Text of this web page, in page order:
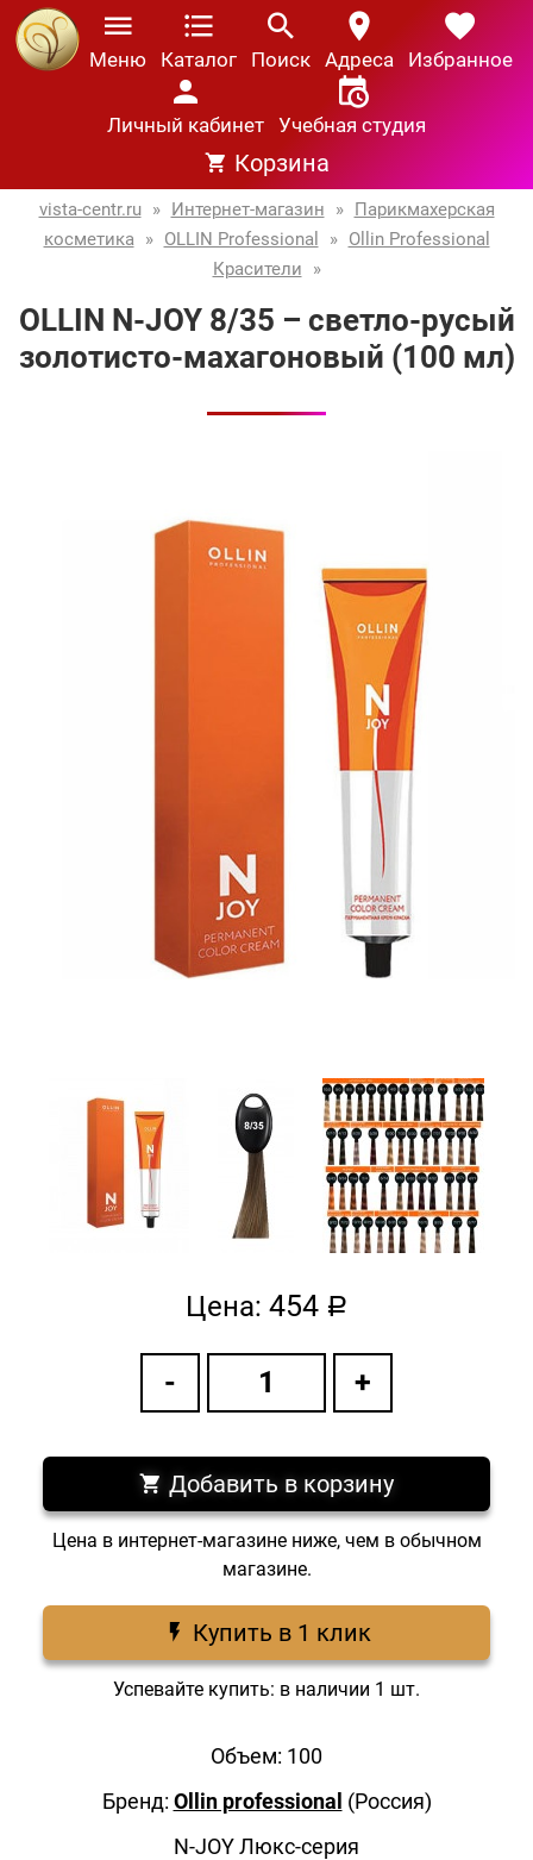
Меню Каталог Поиск Адреса Избранное
Личный кабинет Учебная студия
Корзина
vista-centr.ru » Интернет-магазин » Парикмахерская
косметика » OLLIN Professional » Ollin Professional
Красители
»
OLLIN N-JOY 8/35 – светло-русый
золотисто-махагоновый (100 мл)
Цена: 454 a
Добавить в корзину
Цена в интернет-магазине ниже, чем в обычном
магазине.
Купить в 1 клик
Успевайте купить: в наличии 1 шт.
Объем: 100
Бренд: Ollin professional (Россия)
N-JOY Люкс-серия